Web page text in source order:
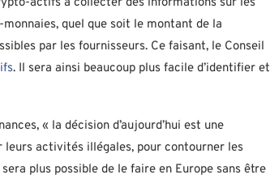
quel que soit le montant de la
par les fournisseurs. Ce faisant, le Conseil
. Il sera ainsi beaucoup plus facile d’identifier et
« la décision d’aujourd’hui est une
activités illégales, pour contourner les
plus possible de le faire en Europe sans être